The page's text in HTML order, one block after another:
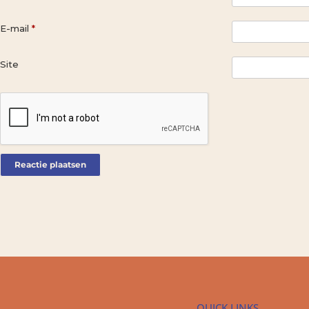
E-mail *
Site